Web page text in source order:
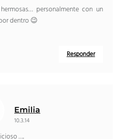
personalmente con un
dentro 😉
Responder
Emilia
10.3.14
….